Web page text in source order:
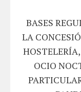
BASES
LA
OCIO